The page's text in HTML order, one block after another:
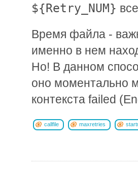
${Retry_NUM}
Время файла -
именно в нем
Но! В данном
оно моментально
контекста failed
callfile maxretries